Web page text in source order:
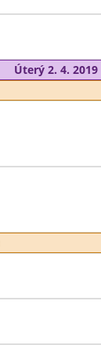
Úterý 2. 4. 2019